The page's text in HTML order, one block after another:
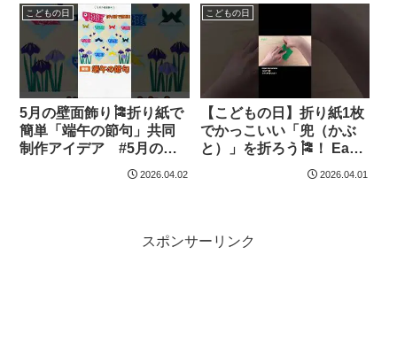
摺紙 | 종이접기 투구 –
Origami hana’s channel
士頭盔 | 종이접기 투구 –
こどもの日
5月の壁面飾り🎏折り紙で
簡単「端午の節句」共同
制作アイデア #5月の壁
面飾り – 簡単クラフトち
2026.04.02
こどもの日
【こどもの日】折り紙1枚
でかっこいい「兜（かぶ
と）」を折ろう🎏！ Easy
Samurai Helmet Origami |
Kabuto | 摺紙 | 종이접기 |
2026.04.01
スポンサーリンク